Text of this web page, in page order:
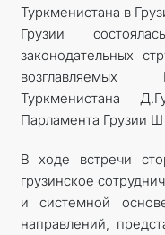
Туркменистана в
Грузии
законодательных
возглавляемых
Туркменистана
Парламента Грузии
В ходе встречи
грузинское
и системной
направлений,